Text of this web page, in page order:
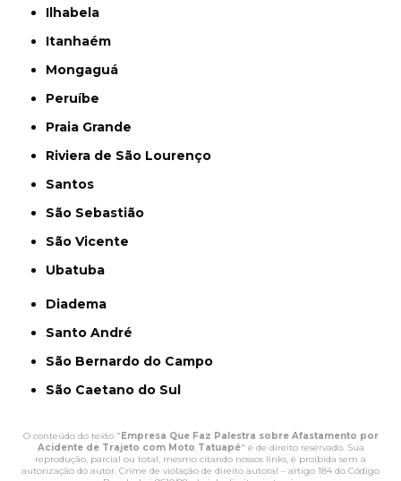
Ilhabela
Itanhaém
Mongaguá
Peruíbe
Praia Grande
Riviera de São Lourenço
Santos
São Sebastião
São Vicente
Ubatuba
Diadema
Santo André
São Bernardo do Campo
São Caetano do Sul
O conteúdo do texto "Empresa Que Faz Palestra sobre Afastamento por
Acidente de Trajeto com Moto Tatuapé" é de direito reservado. Sua
reprodução, parcial ou total, mesmo citando nossos links, é proibida sem a
autorização do autor. Crime de violação de direito autoral – artigo 184 do Código